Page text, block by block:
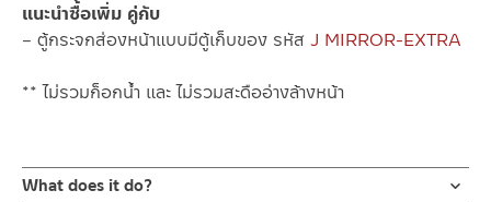
แนะนำซื้อเพิ่ม คู่กับ
– ตู้กระจกส่องหน้าแบบมีตู้เก็บของ รหัส J MIRROR-EXTRA
** ไม่รวมก็อกน้ำ และ ไม่รวมสะดืออ่างล้างหน้า
What does it do?